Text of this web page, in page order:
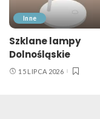
Inne
Szklane lampy
Dolnośląskie
15 LIPCA 2026